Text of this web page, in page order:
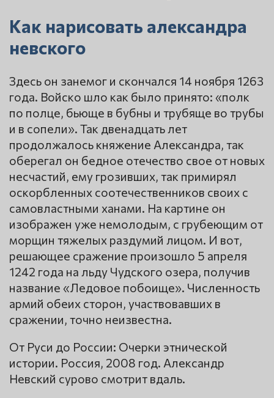
Как нарисовать александра
невского
Здесь он занемог и скончался 14 ноября 1263
года. Войско шло как было принято: «полк
по полце, бьюще в бубны и трубяще во трубы
и в сопели». Так двенадцать лет
продолжалось княжение Александра, так
оберегал он бедное отечество свое от новых
несчастий, ему грозивших, так примирял
оскорбленных соотечественников своих с
самовластными ханами. На картине он
изображен уже немолодым, с грубеющим от
морщин тяжелых раздумий лицом. И вот,
решающее сражение произошло 5 апреля
1242 года на льду Чудского озера, получив
название «Ледовое побоище». Численность
армий обеих сторон, участвовавших в
сражении, точно неизвестна.
От Руси до России: Очерки этнической
истории. Россия, 2008 год. Александр
Невский сурово смотрит вдаль.